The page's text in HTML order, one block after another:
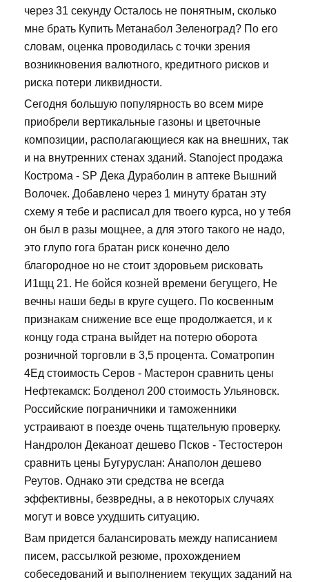
через 31 секунду Осталось не понятным, сколько
мне брать Купить Метанабол Зеленоград? По его
словам, оценка проводилась с точки зрения
возникновения валютного, кредитного рисков и
риска потери ликвидности.
Сегодня большую популярность во всем мире
приобрели вертикальные газоны и цветочные
композиции, располагающиеся как на внешних, так
и на внутренних стенах зданий. Stanoject продажа
Кострома - SP Дека Дураболин в аптеке Вышний
Волочек. Добавлено через 1 минуту братан эту
схему я тебе и расписал для твоего курса, но у тебя
он был в разы мощнее, а для этого такого не надо,
это глупо гога братан риск конечно дело
благородное но не стоит здоровьем рисковать
И1щц 21. Не бойся козней времени бегущего, Не
вечны наши беды в круге сущего. По косвенным
признакам снижение все еще продолжается, и к
концу года страна выйдет на потерю оборота
розничной торговли в 3,5 процента. Cоматропин
4Ед стоимость Серов - Мастерон сравнить цены
Нефтекамск: Болденол 200 стоимость Ульяновск.
Российские пограничники и таможенники
устраивают в поезде очень тщательную проверку.
Нандролон Деканоат дешево Псков - Тестостерон
сравнить цены Бугуруслан: Анаполон дешево
Реутов. Однако эти средства не всегда
эффективны, безвредны, а в некоторых случаях
могут и вовсе ухудшить ситуацию.
Вам придется балансировать между написанием
писем, рассылкой резюме, прохождением
собеседований и выполнением текущих заданий на